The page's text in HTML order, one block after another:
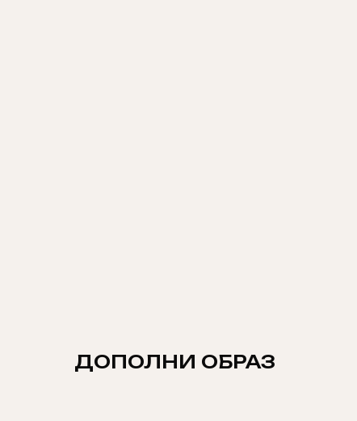
ДОПОЛНИ ОБРАЗ